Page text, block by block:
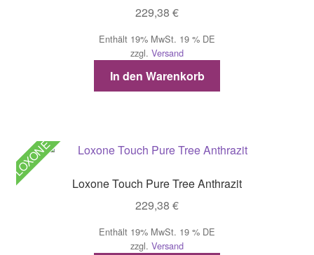
229,38 €
Enthält 19% MwSt. 19 % DE
zzgl. Versand
In den Warenkorb
LOXONE
Loxone Touch Pure Tree Anthrazit
229,38 €
Enthält 19% MwSt. 19 % DE
zzgl. Versand